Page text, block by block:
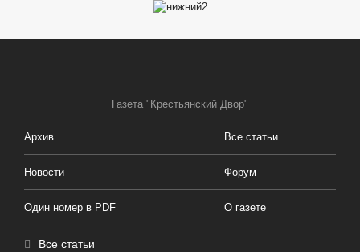
Газета "Крестьянский Двор"
Архив Все статьи
Новости Форум
Один номер в PDF О газете
Все статьи